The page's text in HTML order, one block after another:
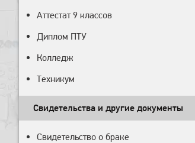
Аттестат 9 классов
Диплом ПТУ
Колледж
Техникум
Свидетельства и другие документы
Свидетельство о браке